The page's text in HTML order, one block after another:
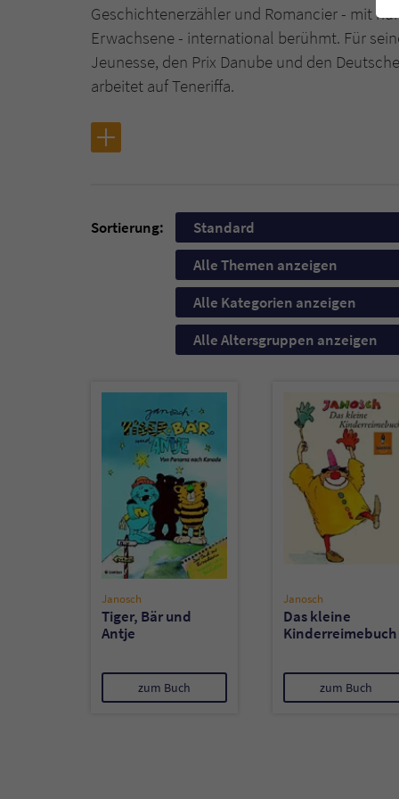
Geschichtenerzähler und Romancier - mit
Erwachsene - international berühmt. Für
Jeunesse, den Prix Danube und den
arbeitet auf Teneriffa.
Sortierung:
Standard
Alle Themen anzeigen
Alle Kategorien anzeigen
Alle Altersgruppen anzeigen
Janosch
Tiger, Bär und
Antje
zum Buch
Janosch
Das kleine
Kinderreimebuch
zum Buch